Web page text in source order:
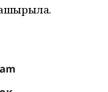
ашырыла.